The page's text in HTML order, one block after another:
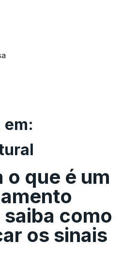
em:
o que é um
como
os sinais